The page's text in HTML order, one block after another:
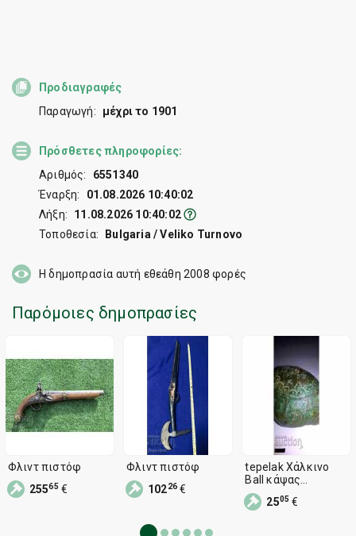
Προδιαγραφές
Παραγωγή:
μέχρι το 1901
Πρόσθετες πληροφορίες:
Αριθμός:
6551340
Έναρξη:
01.08.2026 10:40:02
Λήξη:
11.08.2026 10:40:02
Τοποθεσία:
Bulgaria / Veliko Turnovo
Η δημοπρασία αυτή εθεάθη 2008 φορές
Παρόμοιες δημοπρασίες
Φλιντ πιστόφ
25565 €
Φλιντ πιστόφ
10226 €
tepelak Χάλκινο
Ball κάψας
πυριτόλιθο πιστόλι
πιστόλι
2505 €